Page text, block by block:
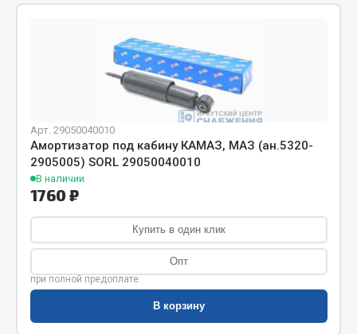
Автомобильный инструмент
Измерительный инструмент
Крепежный инструмент
Силовое оборудование
Слесарный инструмент
Столярный инструмент
Показать ещё
Арт. 29050040010
Амортизатор под кабину КАМАЗ, МАЗ (ан.5320-
2905005) SORL 29050040010
В наличии
1760 ₽
Купить в один клик
Опт
при полной предоплате
В корзину